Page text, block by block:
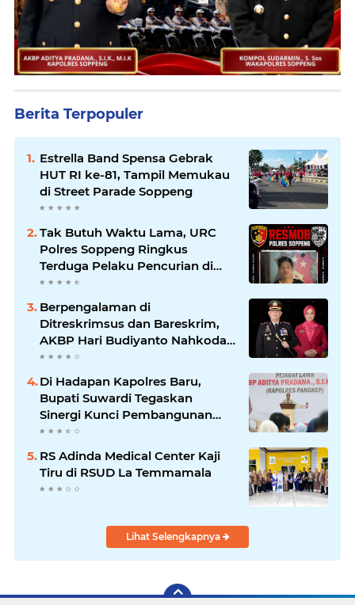
Berita Terpopuler
Estrella Band Spensa Gebrak
HUT RI ke-81, Tampil Memukau
di Street Parade Soppeng
Tak Butuh Waktu Lama, URC
Polres Soppeng Ringkus
Terduga Pelaku Pencurian di
Liliriaja
Berpengalaman di
Ditreskrimsus dan Bareskrim,
AKBP Hari Budiyanto Nahkodai
Polres Soppeng
Di Hadapan Kapolres Baru,
Bupati Suwardi Tegaskan
Sinergi Kunci Pembangunan
Soppeng
RS Adinda Medical Center Kaji
Tiru di RSUD La Temmamala
Lihat Selengkapnya